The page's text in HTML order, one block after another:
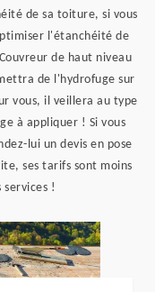
de sa toiture, si vous
l'étanchéité de
de haut niveau
de l'hydrofuge sur
vous, il veillera au type
à appliquer ! Si vous
lui un devis en pose
ses tarifs sont moins
!